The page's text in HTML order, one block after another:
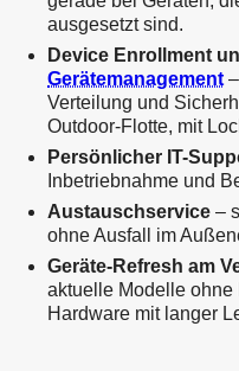
ausgesetzt sind.
Device Enrollment
Gerätemanagement
Verteilung und
Outdoor-Flotte, mit
Persönlicher IT-
Inbetriebnahme und
Austauschservice –
ohne Ausfall im
Geräte-Refresh am
aktuelle Modelle ohne
Hardware mit langer